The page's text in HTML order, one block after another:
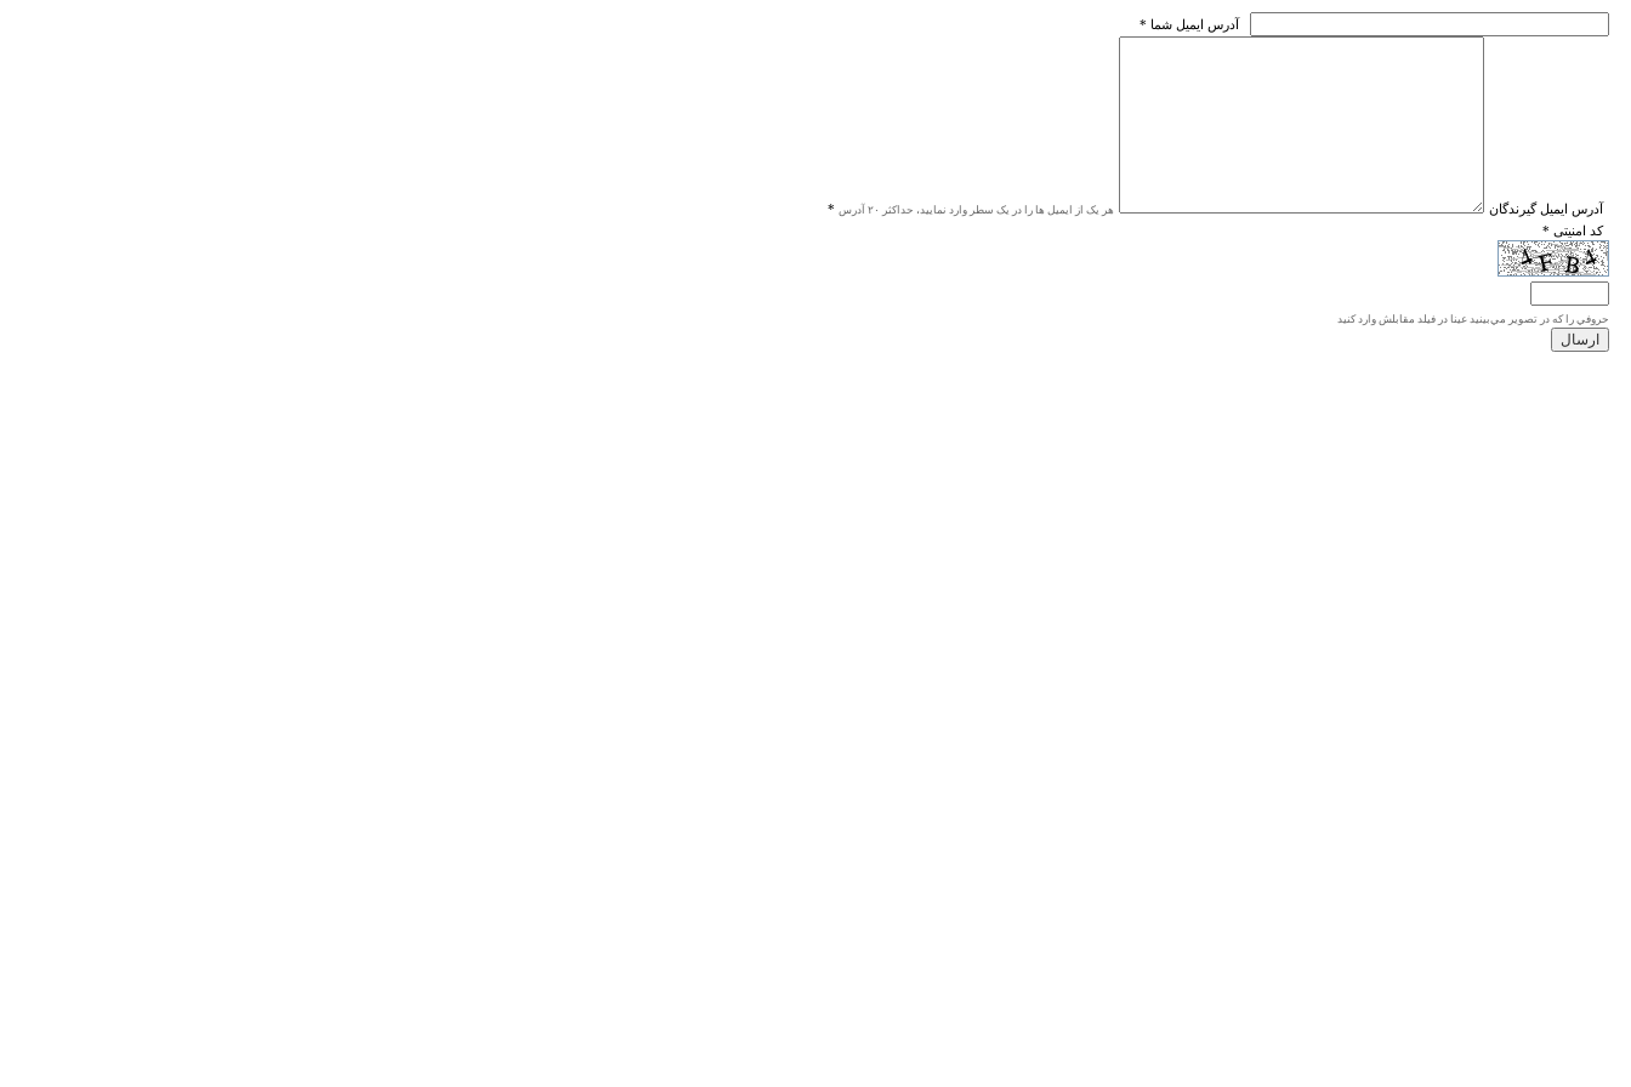
* آدرس ايميل شما
* آدرس ايميل گيرندگان هر یک از ایمیل ها را در یک سطر وارد نمایید، حداکثر ۲۰ آدرس
* کد امنیتی
حروفي را كه در تصوير مي‌بينيد عينا در فيلد مقابلش وارد كنيد